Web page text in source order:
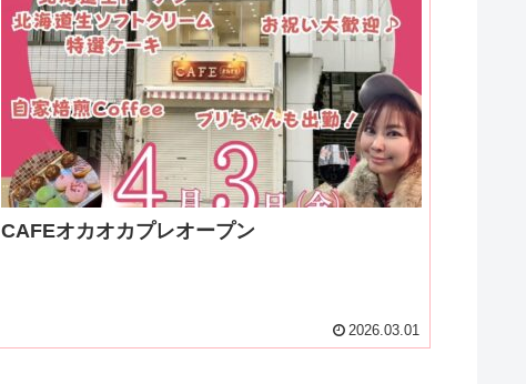
CAFEオカオカプレオープン
2026.03.01